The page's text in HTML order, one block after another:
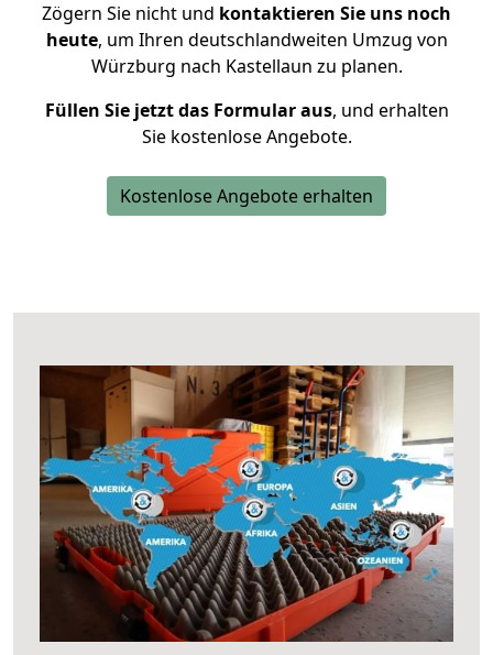
Zögern Sie nicht und kontaktieren Sie uns noch
heute, um Ihren deutschlandweiten Umzug von
Würzburg nach Kastellaun zu planen.
Füllen Sie jetzt das Formular aus, und erhalten
Sie kostenlose Angebote.
Kostenlose Angebote erhalten